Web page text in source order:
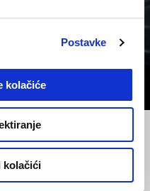
Postavke
kolačiće
kolačići
item